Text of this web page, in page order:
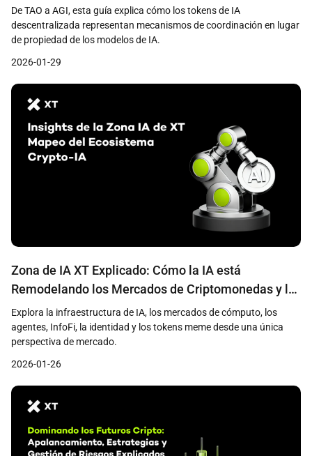
De TAO a AGI, esta guía explica cómo los tokens de IA
descentralizada representan mecanismos de coordinación en lugar
de propiedad de los modelos de IA.
2026-01-29
Zona de IA XT Explicado: Cómo la IA está
Remodelando los Mercados de Criptomonedas y la
Creación de Valor
Explora la infraestructura de IA, los mercados de cómputo, los
agentes, InfoFi, la identidad y los tokens meme desde una única
perspectiva de mercado.
2026-01-26